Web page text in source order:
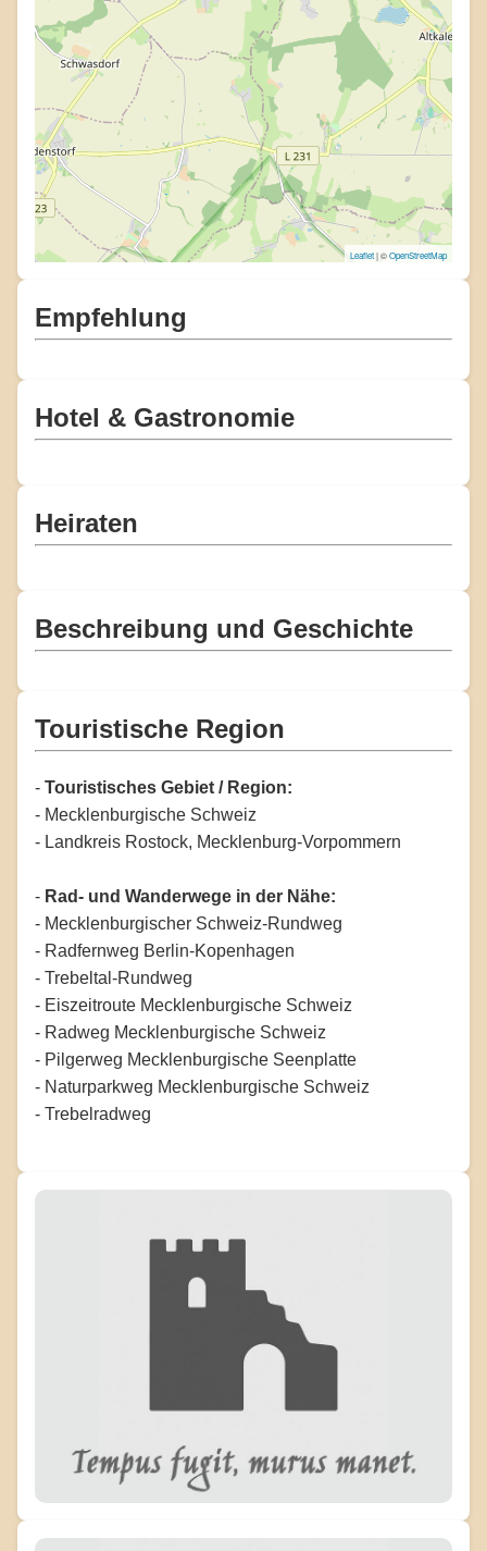
Leaflet| ©OpenStreetMap
Empfehlung
Hotel & Gastronomie
Heiraten
Beschreibung und Geschichte
Touristische Region
- Touristisches Gebiet / Region:
- Mecklenburgische Schweiz
- Landkreis Rostock, Mecklenburg-Vorpommern
- Rad- und Wanderwege in der Nähe:
- Mecklenburgischer Schweiz-Rundweg
- Radfernweg Berlin-Kopenhagen
- Trebeltal-Rundweg
- Eiszeitroute Mecklenburgische Schweiz
- Radweg Mecklenburgische Schweiz
- Pilgerweg Mecklenburgische Seenplatte
- Naturparkweg Mecklenburgische Schweiz
- Trebelradweg